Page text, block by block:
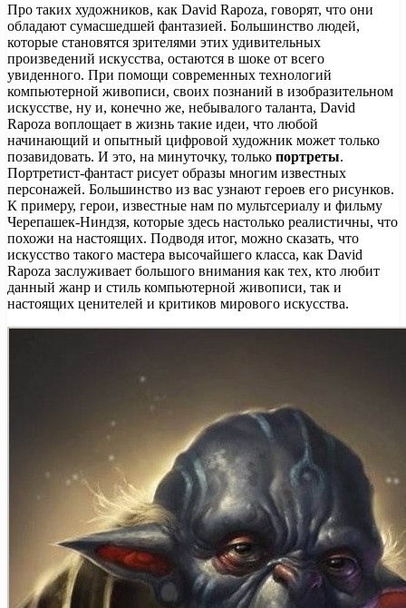
Про таких художников, как David Rapoza, говорят, что они
обладают сумасшедшей фантазией. Большинство людей,
которые становятся зрителями этих удивительных
произведений искусства, остаются в шоке от всего
увиденного. При помощи современных технологий
компьютерной живописи, своих познаний в изобразительном
искусстве, ну и, конечно же, небывалого таланта, David
Rapoza воплощает в жизнь такие идеи, что любой
начинающий и опытный цифровой художник может только
позавидовать. И это, на минуточку, только портреты.
Портретист-фантаст рисует образы многим известных
персонажей. Большинство из вас узнают героев его рисунков.
К примеру, герои, известные нам по мультсериалу и фильму
Черепашек-Ниндзя, которые здесь настолько реалистичны, что
похожи на настоящих. Подводя итог, можно сказать, что
искусство такого мастера высочайшего класса, как David
Rapoza заслуживает большого внимания как тех, кто любит
данный жанр и стиль компьютерной живописи, так и
настоящих ценителей и критиков мирового искусства.